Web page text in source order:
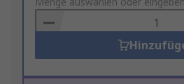
to
Basket